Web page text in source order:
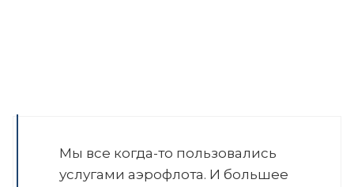
Мы все когда-то пользовались
услугами аэрофлота. И большее